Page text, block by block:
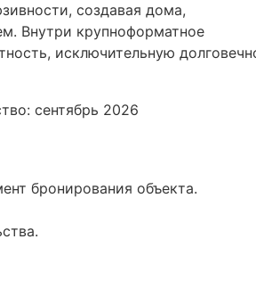
создавая дома,
Внутри крупноформатное
исключительную
сентябрь 2026
бронирования объекта.